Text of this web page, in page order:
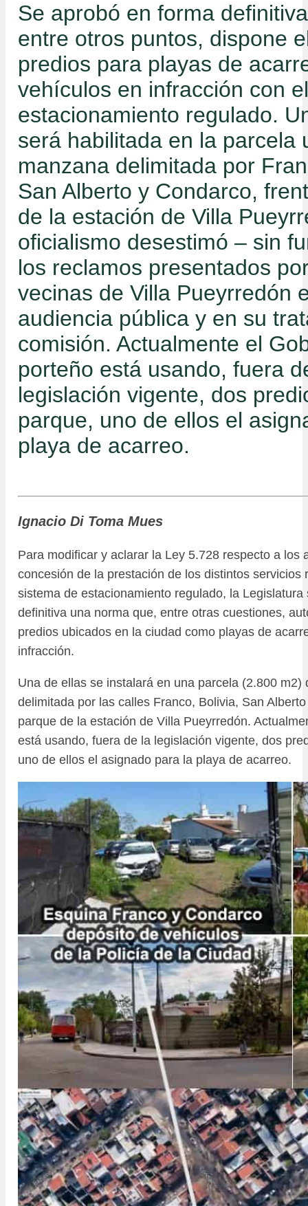
Se aprobó en forma
entre otros puntos, dispone
predios para playas de
vehículos en infracción con el
estacionamiento regulado.
será habilitada en la parcela
manzana delimitada por
San Alberto y Condarco,
de la estación de Villa
oficialismo desestimó – sin
los reclamos presentados
vecinas de Villa Pueyrredón
audiencia pública y en su
comisión. Actualmente el
porteño está usando, fuera
legislación vigente, dos
parque, uno de ellos el
playa de acarreo.
Ignacio Di Toma Mues
Para modificar y aclarar la Ley 5.728 respecto a los
concesión de la prestación de los distintos servicios
sistema de estacionamiento regulado, la Legislatura
definitiva una norma que, entre otras cuestiones,
predios ubicados en la ciudad como playas de
infracción.
Una de ellas se instalará en una parcela (2.800 m2)
delimitada por las calles Franco, Bolivia, San
parque de la estación de Villa Pueyrredón.
está usando, fuera de la legislación vigente, dos
uno de ellos el asignado para la playa de acarreo.